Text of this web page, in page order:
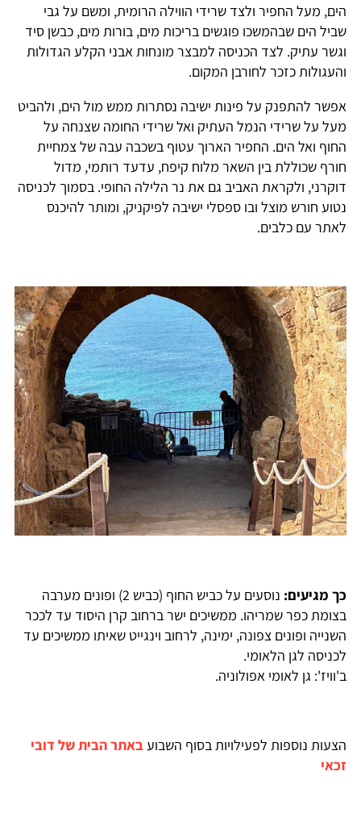
הים, מעל החפיר ולצד שרידי הווילה הרומית, ומשם על גבי
שביל הים שבהמשכו פוגשים בריכות מים, בורות מים, כבשן סיד
וגשר עתיק. לצד הכניסה למבצר מונחות אבני הקלע הגדולות
והעגולות כזכר לחורבן המקום.
אפשר להתפנק על פינות ישיבה נסתרות ממש מול הים, ולהביט
מעל על שרידי הנמל העתיק ואל שרידי החומה שצנחה על
החוף ואל הים. החפיר הארוך עטוף בשכבה עבה של צמחיית
חורף שכוללת בין השאר מלוח קיפח, עדעד רותמי, מדול
דוקרני, ולקראת האביב גם את נר הלילה החופי. בסמוך לכניסה
נטוע חורש מוצל ובו ספסלי ישיבה לפיקניק, ומותר להיכנס
לאתר עם כלבים.
כך מגיעים:
נוסעים על כביש החוף (כביש 2) ופונים מערבה
בצומת כפר שמריהו. ממשיכים ישר ברחוב קרן היסוד עד לככר
השנייה ופונים צפונה, ימינה, לרחוב וינגייט שאיתו ממשיכים עד
לכניסה לגן הלאומי.
ב'וויז': גן לאומי אפולוניה.
הצעות נוספות לפעילויות בסוף השבועבאתר הבית של דובי
זכאי